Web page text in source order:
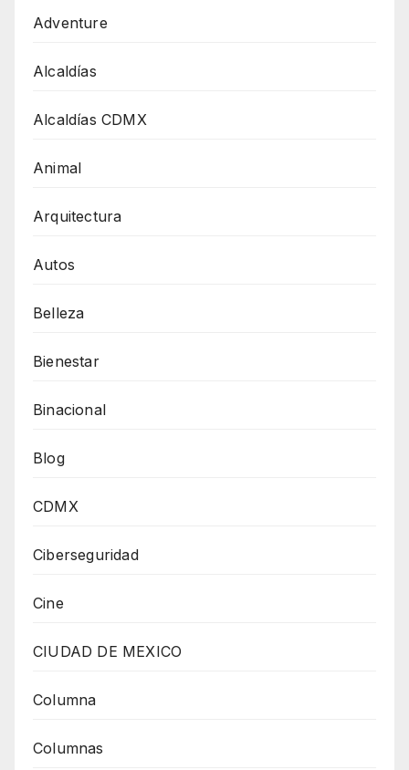
Adventure
Alcaldías
Alcaldías CDMX
Animal
Arquitectura
Autos
Belleza
Bienestar
Binacional
Blog
CDMX
Ciberseguridad
Cine
CIUDAD DE MEXICO
Columna
Columnas